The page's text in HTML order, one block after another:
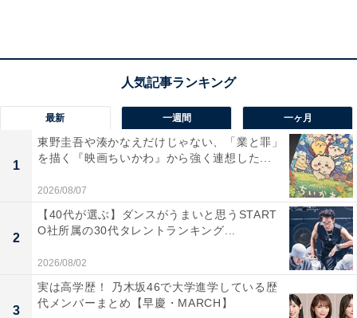
この決勝進出者発表で「2番目に呼ばれたコンビが優勝
する」というジンクスが、2018年から3年連続で続いて
最新 一週間 一ヶ月
1
東野圭吾や湊かなえだけじゃない、「業と罪」
を描く『映画ちいかわ』から強く連想した...
2026/08/07
2
【40代が選ぶ】ダンスがうまいと思うSTART
O社所属の30代タレントランキング...
2026/08/02
3
実は高学歴！ 乃木坂46で大学進学している歴
代メンバーまとめ【早慶・MARCH】